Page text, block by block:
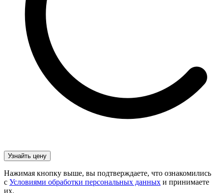
Нажимая кнопку выше, вы подтверждаете, что ознакомились
с Условиями обработки персональных данных и принимаете
их.